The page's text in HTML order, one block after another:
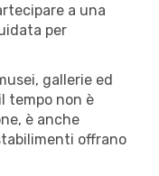
a una
per
gallerie ed
tempo non è
è anche
offrano